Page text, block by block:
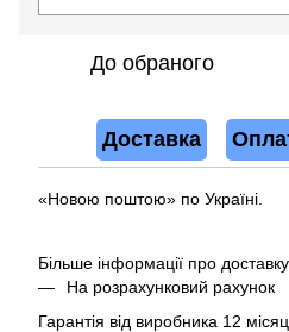
До обраного
Доставка
«Новою поштою» по Україні.
Більше інформації про доставку
На розрахунковий рахунок
Гарантія від виробника 12